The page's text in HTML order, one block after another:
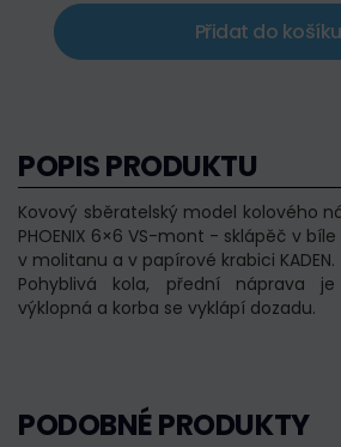
Přidat do košíku
POPIS PRODUKTU
Kovový sběratelský model kolového
PHOENIX 6×6 VS-mont - sklápěč v bíle
v molitanu a v papírové krabici KADEN.
Pohyblivá kola, přední náprava
výklopná a korba se vyklápí dozadu.
PODOBNÉ PRODUKTY